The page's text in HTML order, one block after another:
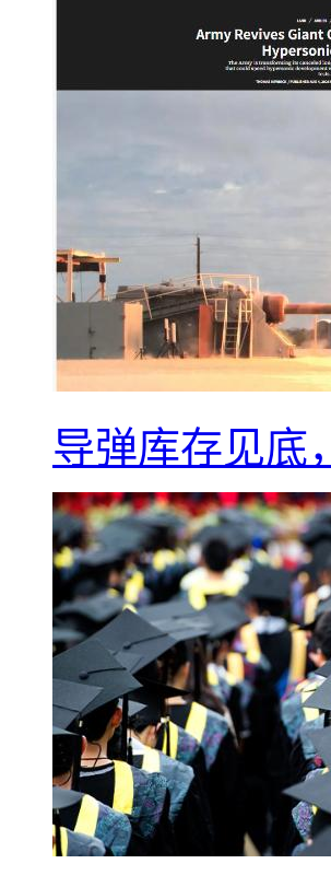
导弹库存见底